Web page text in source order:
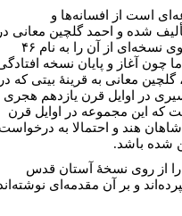
است از افسانه‌ها و
شده و احمد گلچین معانی
فهرست کتب خطی کتابخانه آستان قدس رضوی نسخه‌ای از آن را به نام ۴۶
چون آغاز و پایان نسخه
معانی به قرینۀ بیتی که
در اوایل قرن یازدهم هجری
که این مجموعه در اوایل قرن
هند و احتمالا به
از روی نسخۀ آستان قدس
و بر آن مقدمه‌ای